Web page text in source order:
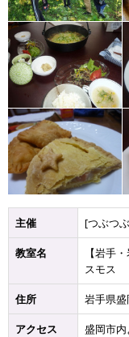
主催 [つぶつ
教室名
【岩手
スモス
住所 岩手県
アクセス
盛岡市